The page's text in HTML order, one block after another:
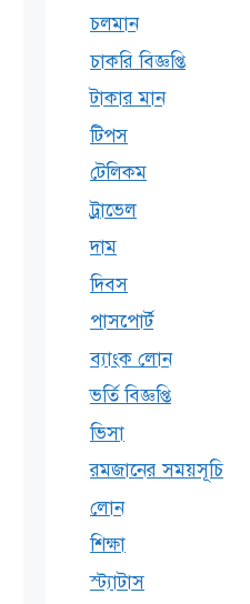
চলমান
চাকরি বিজ্ঞপ্তি
টাকার মান
টিপস
টেলিকম
ট্রাভেল
দাম
দিবস
পাসপোর্ট
ব্যাংক লোন
ভর্তি বিজ্ঞপ্তি
ভিসা
রমজানের সময়সূচি
লোন
শিক্ষা
স্ট্যাটাস